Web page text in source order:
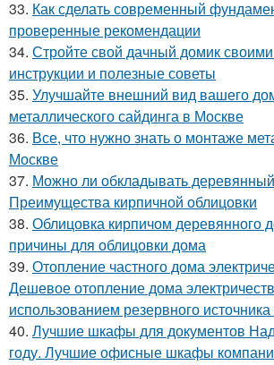
33. Как сделать современный
проверенные рекомендации
34. Стройте свой дачный домик
инструкции и полезные советы
35. Улучшайте внешний вид вашего
металлического сайдинга в Москве
36. Все, что нужно знать о монтаже
Москве
37. Можно ли обкладывать
Преимущества кирпичной облицовки
38. Облицовка кирпичом деревянного
причины для облицовки дома
39. Отопление частного дома
Дешевое отопление дома
использованием резервного
40. Лучшие шкафы для документов
году. Лучшие офисные шкафы